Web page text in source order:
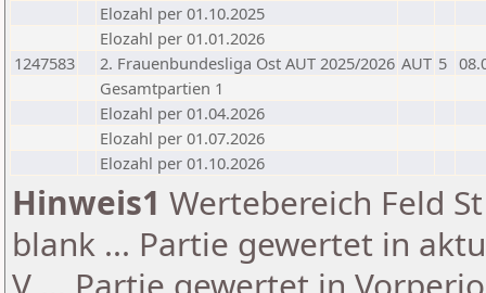
Elozahl per 01.10.2025
Elozahl per 01.01.2026
1247583
2. Frauenbundesliga Ost AUT 2025/2026 AUT 5
Gesamtpartien 1
Elozahl per 01.04.2026
Elozahl per 01.07.2026
Elozahl per 01.10.2026
Hinweis1 Wertebereich Feld
blank ... Partie gewertet in